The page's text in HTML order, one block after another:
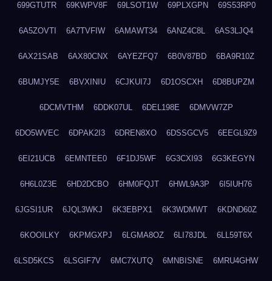
699GTUTR 69KWPV8F 69LSOT1W 69PLXGPN 69S53RP0
6A5ZOVTI 6A7TVFIW 6AMAWT34 6ANZ4C8L 6AS3LJQ4
6AX21SAB 6AX80CNX 6AYEZFQ7 6B0V87BD 6BA9R10Z
6BUMJY5E 6BVXINIU 6CJKUI7J 6D1OSCXH 6D8BUPZM
6DCMVTHM 6DDK07UL 6DEL198E 6DMVW7ZP
6DO5WVEC 6DPAK2I3 6DREN8XO 6DSSGCV5 6EEGL9Z9
6EI21UCB 6EMNTEE0 6F1DJ5WF 6G3CXI93 6G3KEGYN
6H6L0Z3E 6HD2DCBO 6HM0FQJT 6HWL9A3P 6I5IUH76
6JGSI1UR 6JQL3WKJ 6K3EBPX1 6K3WDMWT 6KDND60Z
6KOOILKY 6KPMGXPJ 6LGMA8OZ 6LI78JDL 6LL59T6X
6LSD5KCS 6LSGIF7V 6MC7XUTQ 6MNBISNE 6MRU4GHW